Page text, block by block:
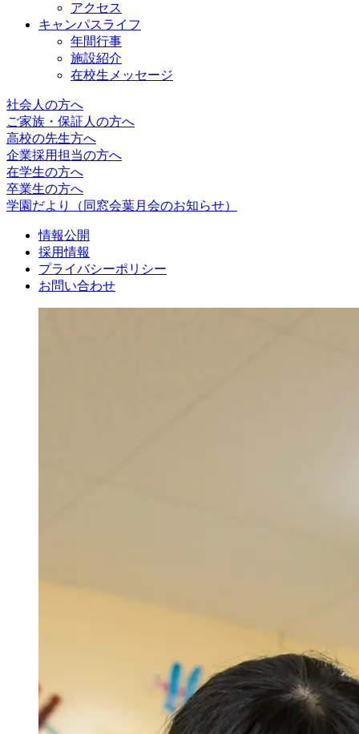
アクセス
キャンパスライフ
年間行事
施設紹介
在校生メッセージ
社会人の方へ
ご家族・保証人の方へ
高校の先生方へ
企業採用担当の方へ
在学生の方へ
卒業生の方へ
学園だより
（同窓会葉月会のお知らせ）
情報公開
採用情報
プライバシーポリシー
お問い合わせ